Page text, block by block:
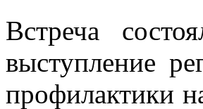
Встреча
выступление
профилактики